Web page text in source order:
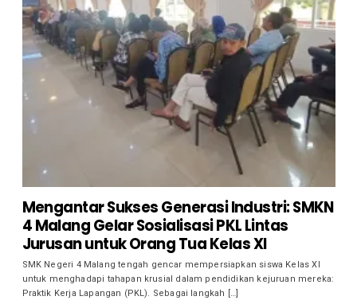
Mengantar Sukses Generasi Industri: SMKN
4 Malang Gelar Sosialisasi PKL Lintas
Jurusan untuk Orang Tua Kelas XI
SMK Negeri 4 Malang tengah gencar mempersiapkan siswa Kelas XI
untuk menghadapi tahapan krusial dalam pendidikan kejuruan mereka:
Praktik Kerja Lapangan (PKL). Sebagai langkah […]